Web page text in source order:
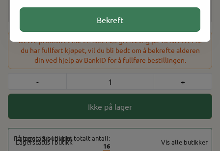
Bekreft
Dette produktet har en aldersbegrensning på 18 år. Etter at
du har fullført kjøpet, vil du bli bedt om å bekrefte alderen
din ved hjelp av BankID for å fullføre bestillingen.
- +
Ikke på lager
På lager i3butikker, totalt antall:
16
Vis alle butikker